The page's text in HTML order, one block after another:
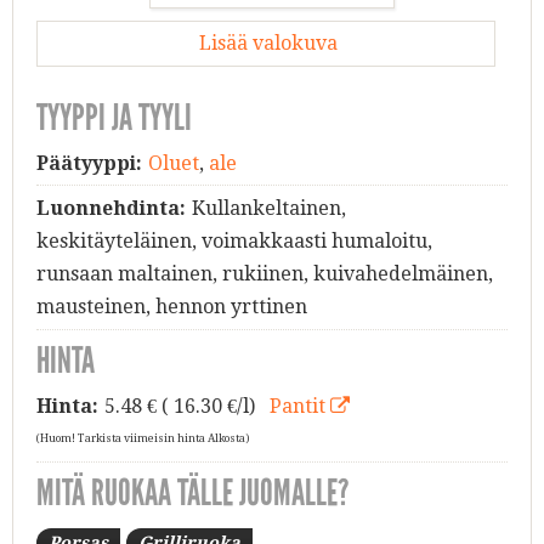
Lisää valokuva
TYYPPI JA TYYLI
Päätyyppi: Oluet, ale
Luonnehdinta: Kullankeltainen,
keskitäyteläinen, voimakkaasti humaloitu,
runsaan maltainen, rukiinen, kuivahedelmäinen,
mausteinen, hennon yrttinen
HINTA
Hinta: 5.48€ ( 16.30 €/l) Pantit
(Huom! Tarkista viimeisin hinta Alkosta)
MITÄ RUOKAA TÄLLE JUOMALLE?